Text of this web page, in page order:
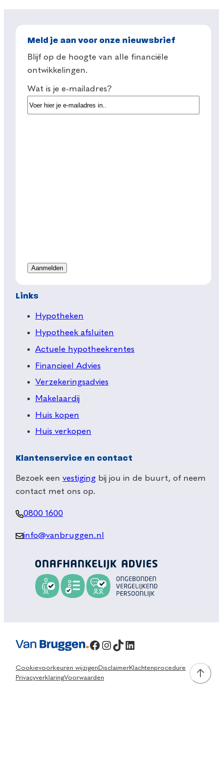
Meld je aan voor onze nieuwsbrief
Blijf op de hoogte van alle financiële
ontwikkelingen.
Wat is je e-mailadres?
Links
Hypotheken
Hypotheek afsluiten
Actuele hypotheekrentes
Financieel Advies
Verzekeringsadvies
Makelaardij
Huis kopen
Huis verkopen
Klantenservice en contact
Bezoek een vestiging bij jou in de buurt, of neem
contact met ons op.
0800 1600
info@vanbruggen.nl
Facebook
Instagram
TikTok
LinkedIn
Cookievoorkeuren wijzigen DisclaimerKlachtenprocedure
PrivacyverklaringVoorwaarden